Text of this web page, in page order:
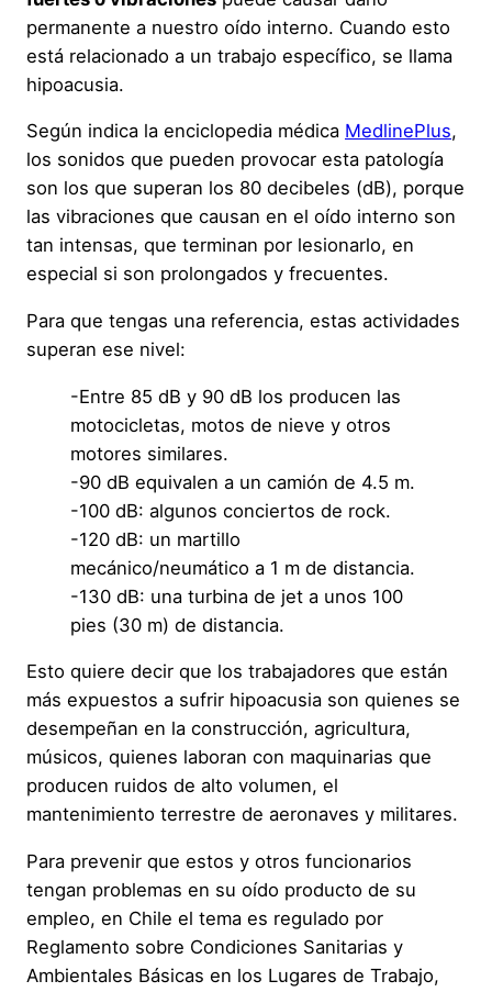
permanente a nuestro oído interno. Cuando esto
está relacionado a un trabajo específico, se llama
hipoacusia.
Según indica la enciclopedia médica MedlinePlus,
los sonidos que pueden provocar esta patología
son los que superan los 80 decibeles (dB), porque
las vibraciones que causan en el oído interno son
tan intensas, que terminan por lesionarlo, en
especial si son prolongados y frecuentes.
Para que tengas una referencia, estas actividades
superan ese nivel:
-Entre 85 dB y 90 dB los producen las
motocicletas, motos de nieve y otros
motores similares.
-90 dB equivalen a un camión de 4.5 m.
-100 dB: algunos conciertos de rock.
-120 dB: un martillo
mecánico/neumático a 1 m de distancia.
-130 dB: una turbina de jet a unos 100
pies (30 m) de distancia.
Esto quiere decir que los trabajadores que están
más expuestos a sufrir hipoacusia son quienes se
desempeñan en la construcción, agricultura,
músicos, quienes laboran con maquinarias que
producen ruidos de alto volumen, el
mantenimiento terrestre de aeronaves y militares.
Para prevenir que estos y otros funcionarios
tengan problemas en su oído producto de su
empleo, en Chile el tema es regulado por
Reglamento sobre Condiciones Sanitarias y
Ambientales Básicas en los Lugares de Trabajo,